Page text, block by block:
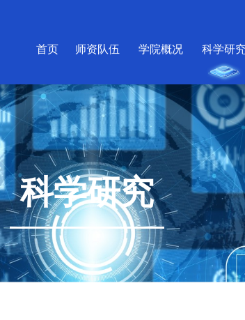
首页 师资队伍 学院概况 科学研
科学研究